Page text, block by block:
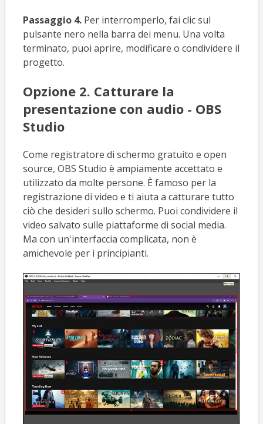
Passaggio 4.Per interromperlo, fai clic sul
pulsante nero nella barra dei menu. Una volta
terminato, puoi aprire, modificare o condividere il
progetto.
Opzione 2. Catturare la
presentazione con audio - OBS
Studio
Come registratore di schermo gratuito e open
source, OBS Studio è ampiamente accettato e
utilizzato da molte persone. È famoso per la
registrazione di video e ti aiuta a catturare tutto
ciò che desideri sullo schermo. Puoi condividere il
video salvato sulle piattaforme di social media.
Ma con un'interfaccia complicata, non è
amichevole per i principianti.